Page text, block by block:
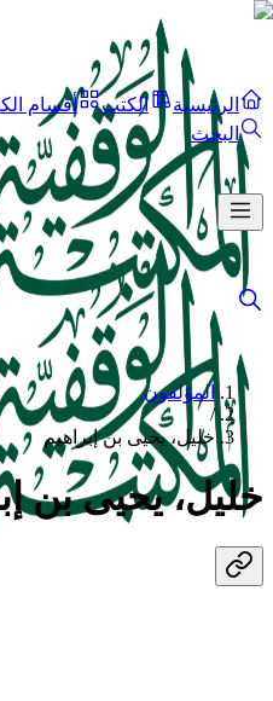
الرئيسية الكتب أقسام
البحث
المؤلفون
/
خليل، يحيى بن إبراهيم
خليل، يحيى بن